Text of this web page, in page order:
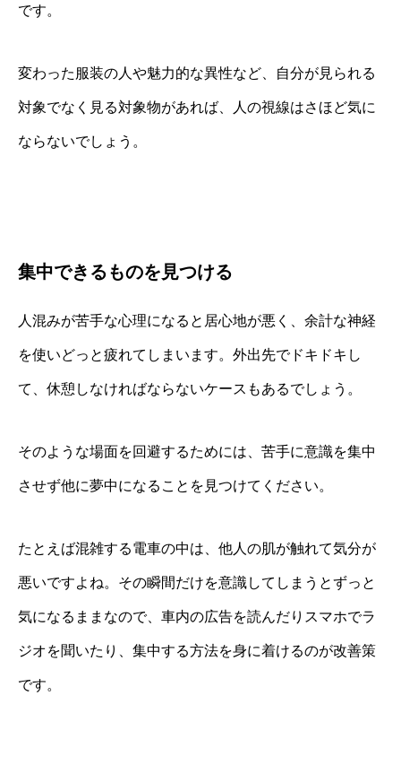
です。
変わった服装の人や魅力的な異性など、自分が見られる
対象でなく見る対象物があれば、人の視線はさほど気に
ならないでしょう。
集中できるものを見つける
人混みが苦手な心理になると居心地が悪く、余計な神経
を使いどっと疲れてしまいます。外出先でドキドキし
て、休憩しなければならないケースもあるでしょう。
そのような場面を回避するためには、苦手に意識を集中
させず他に夢中になることを見つけてください。
たとえば混雑する電車の中は、他人の肌が触れて気分が
悪いですよね。その瞬間だけを意識してしまうとずっと
気になるままなので、車内の広告を読んだりスマホでラ
ジオを聞いたり、集中する方法を身に着けるのが改善策
です。